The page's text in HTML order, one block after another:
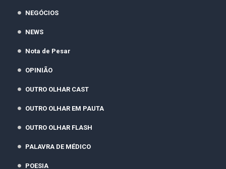
NEGÓCIOS
NEWS
Nota de Pesar
OPINIÃO
OUTRO OLHAR CAST
OUTRO OLHAR EM PAUTA
OUTRO OLHAR FLASH
PALAVRA DE MÉDICO
POESIA